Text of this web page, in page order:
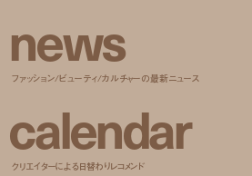
news
ファッション/ビューティ/カルチャーの最新ニュース
calendar
クリエイターによる日替わりレコメンド